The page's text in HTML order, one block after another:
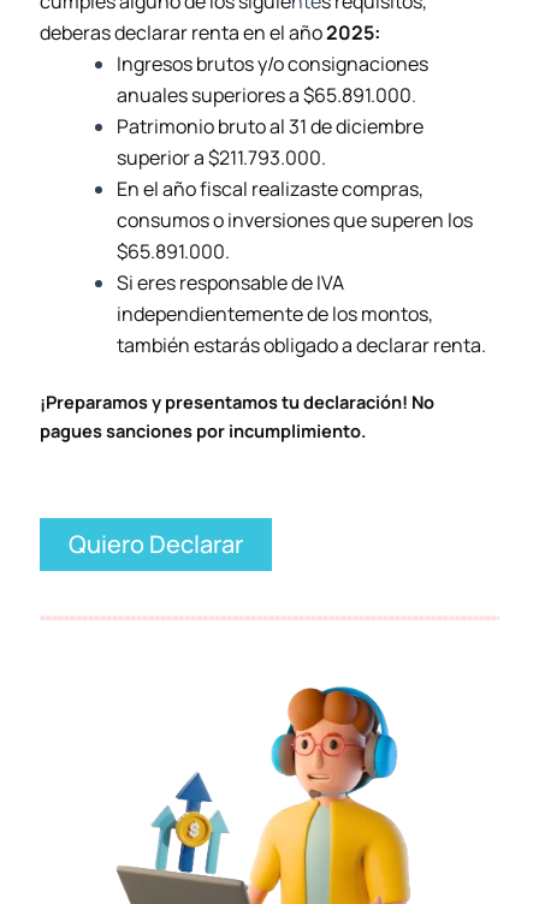
deberas declarar renta en el año2025:
Ingresos brutos y/o consignaciones
anuales superiores a $65.891.000.
Patrimonio bruto al 31 de diciembre
superior a $211.793.000.
En el año fiscal realizaste compras,
consumos o inversiones que superen los
$65.891.000.
Si eres responsable de IVA
independientemente de los montos,
también estarás obligado a declarar renta.
¡Preparamos y presentamos tu declaración! No
pagues sanciones por incumplimiento.
Quiero Declarar